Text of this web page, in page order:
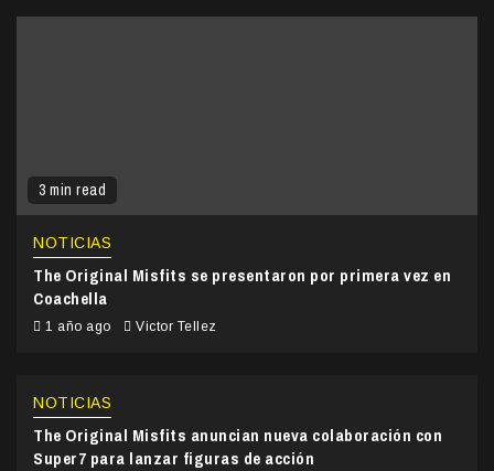
3 min read
NOTICIAS
The Original Misfits se presentaron por primera vez en
Coachella
1 año ago Victor Tellez
NOTICIAS
The Original Misfits anuncian nueva colaboración con
Super7 para lanzar figuras de acción